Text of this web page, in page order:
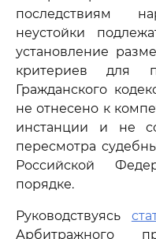
последствиям
неустойки
установление
критериев для
Гражданского
не отнесено к
инстанции и не
пересмотра
Российской
порядке.
Руководствуясь
Арбитражного